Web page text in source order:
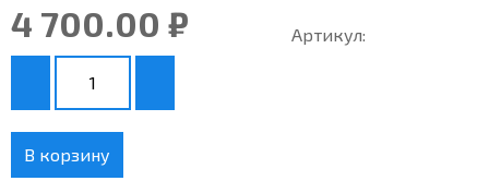
4 700.00 ₽ Артикул:
В корзину